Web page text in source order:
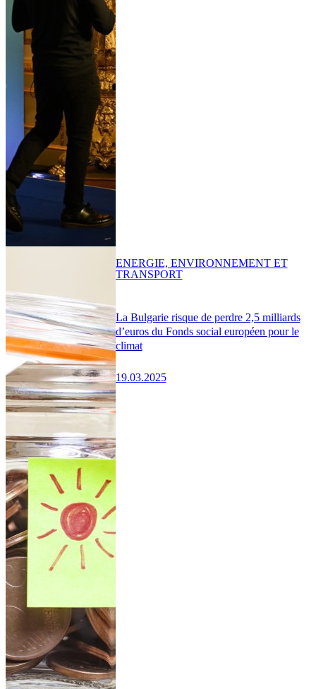
La Bulgarie risque de perdre 2,5 milliards
d’euros du Fonds social européen pour le
climat
19.03.2025
ENERGIE, ENVIRONNEMENT ET
TRANSPORT